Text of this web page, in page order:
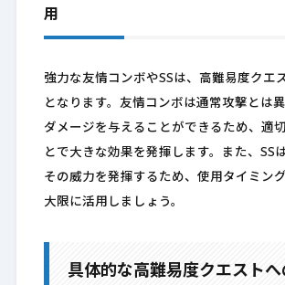
用
強力な友情コンボやSSは、高難易度クエ
となります。友情コンボは通常攻撃とは
ダメージを与えることができるため、適
とで大きな効果を発揮します。また、SS
その威力を発揮するため、使用タイミン
大限に活用しましょう。
具体的な高難易度クエスト